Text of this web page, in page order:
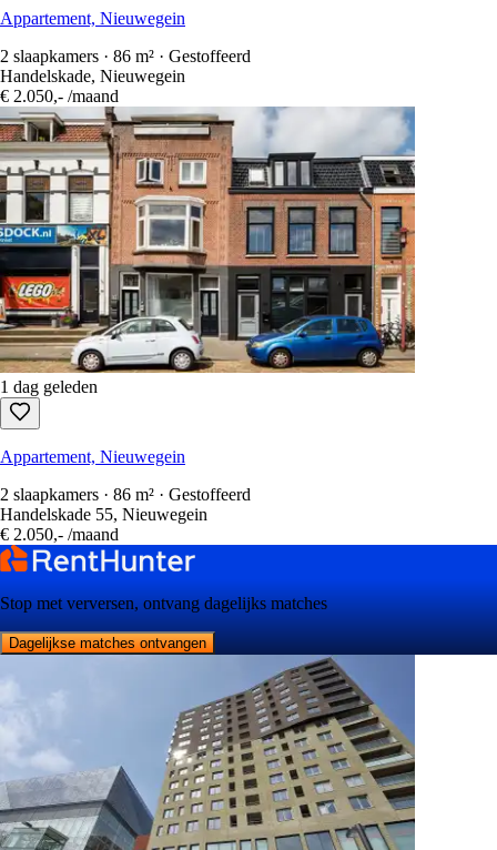
Appartement, Nieuwegein
2 slaapkamers · 86 m² · Gestoffeerd
Handelskade, Nieuwegein
€ 2.050,- /maand
1 dag geleden
Appartement, Nieuwegein
2 slaapkamers · 86 m² · Gestoffeerd
Handelskade 55, Nieuwegein
€ 2.050,- /maand
Stop met verversen, ontvang dagelijks matches
Dagelijkse matches ontvangen